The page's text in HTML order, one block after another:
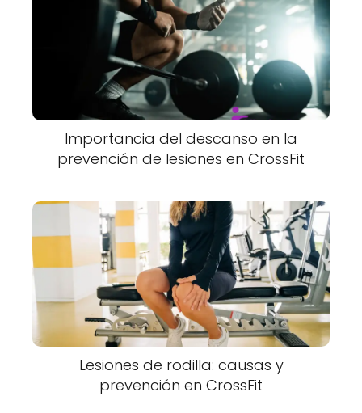
Importancia del descanso en la
prevención de lesiones en CrossFit
Lesiones de rodilla: causas y
prevención en CrossFit